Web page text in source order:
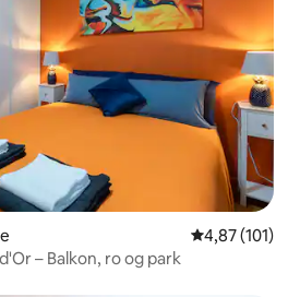
4,87 ud af 5 i
4,87 (101)
– Balkon, ro og park